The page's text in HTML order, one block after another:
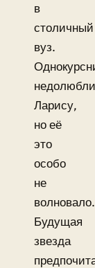
в
столичный
вуз.
Ларису,
но её
это
особо
не
волновало.
Будущая
звезда